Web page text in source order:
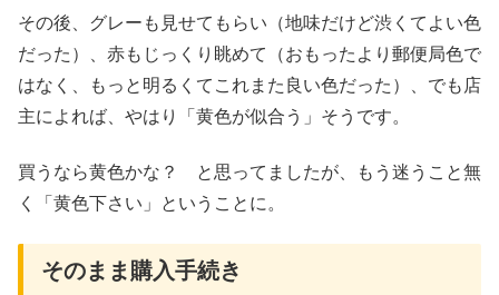
その後、グレーも見せてもらい（地味だけど渋くてよい色
だった）、赤もじっくり眺めて（おもったより郵便局色で
はなく、もっと明るくてこれまた良い色だった）、でも店
主によれば、やはり「黄色が似合う」そうです。
買うなら黄色かな？ と思ってましたが、もう迷うこと無
く「黄色下さい」ということに。
そのまま購入手続き